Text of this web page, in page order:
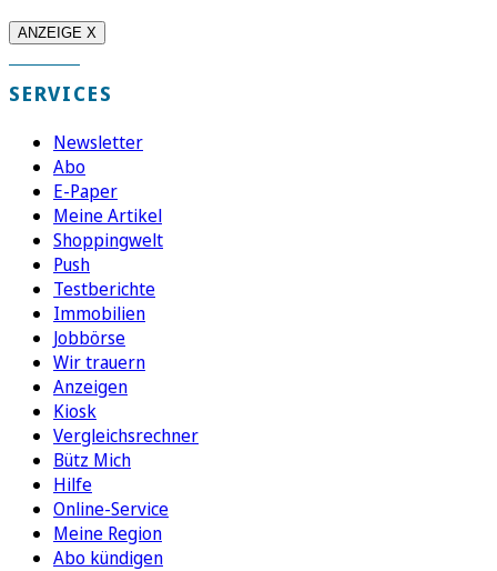
ANZEIGE X
SERVICES
Newsletter
Abo
E-Paper
Meine Artikel
Shoppingwelt
Push
Testberichte
Immobilien
Jobbörse
Wir trauern
Anzeigen
Kiosk
Vergleichsrechner
Bütz Mich
Hilfe
Online-Service
Meine Region
Abo kündigen